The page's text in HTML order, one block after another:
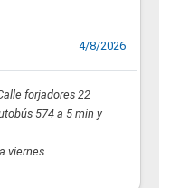
4/8/2026
forjadores 22
574 a 5 min y
viernes.